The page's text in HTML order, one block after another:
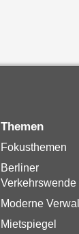
Themen
Fokusthemen
Berliner
Verkehrswende
Moderne
Mietspiegel